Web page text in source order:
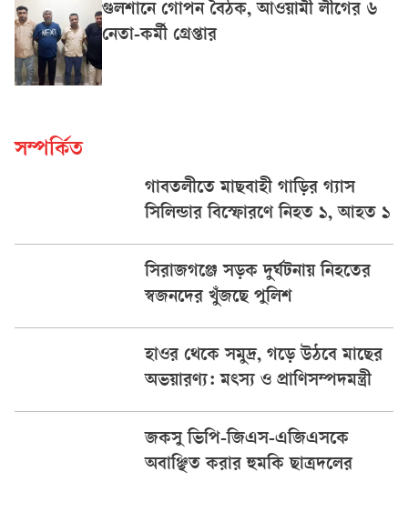
গুলশানে গোপন বৈঠক, আওয়ামী লীগের ৬
নেতা-কর্মী গ্রেপ্তার
সম্পর্কিত
গাবতলীতে মাছবাহী গাড়ির গ্যাস
সিলিন্ডার বিস্ফোরণে নিহত ১, আহত ১
সিরাজগঞ্জে সড়ক দুর্ঘটনায় নিহতের
স্বজনদের খুঁজছে পুলিশ
হাওর থেকে সমুদ্র, গড়ে উঠবে মাছের
অভয়ারণ্য: মৎস্য ও প্রাণিসম্পদমন্ত্রী
জকসু ভিপি-জিএস-এজিএসকে
অবাঞ্ছিত করার হুমকি ছাত্রদলের